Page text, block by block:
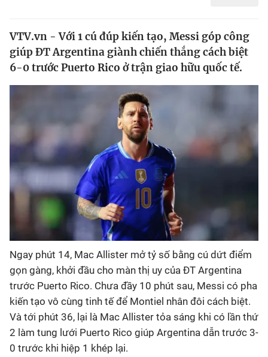
Phong cách
Chân dung
Bóng đá
Thể thao Điện tử
Các môn khác
Bên lề
Bên lề
VTV.vn - Với 1 cú đúp kiến tạo, Messi góp công
giúp ĐT Argentina giành chiến thắng cách biệt
6-0 trước Puerto Rico ở trận giao hữu quốc tế.
Ngay phút 14, Mac Allister mở tỷ số bằng cú dứt điểm
gọn gàng, khởi đầu cho màn thị uy của ĐT Argentina
trước Puerto Rico. Chưa đầy 10 phút sau, Messi có pha
kiến tạo vô cùng tinh tế để Montiel nhân đôi cách biệt.
Và tới phút 36, lại là Mac Allister tỏa sáng khi có lần thứ
2 làm tung lưới Puerto Rico giúp Argentina dẫn trước 3-
0 trước khi hiệp 1 khép lại.